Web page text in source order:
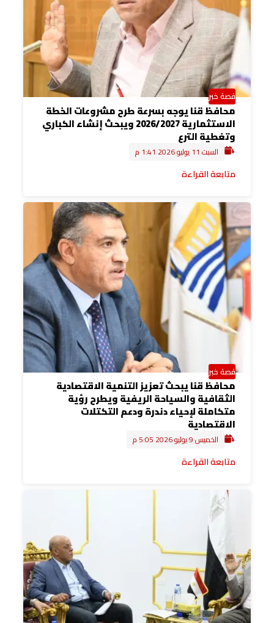
قصة خبر
محافظ قنا يوجه بسرعة طرح مشروعات الخطة
الاستثمارية 2026/2027 ويبحث إنشاء الكباري
وتغطية الترع
السبت 11 يوليو 2026 1:41 م
متابعة القراءة
قصة خبر
محافظ قنا يبحث تعزيز التنمية الاقتصادية
الثقافية والسياحة الريفية ويطرح رؤية
متكاملة لإحياء دندرة ودعم التكتلات
الاقتصادية
الخميس 9 يوليو 2026 5:05 م
متابعة القراءة